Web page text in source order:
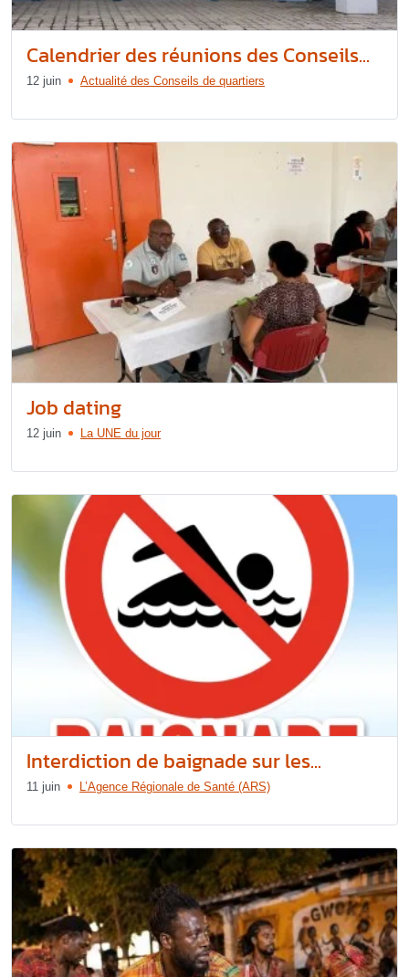
Calendrier des réunions des Conseils...
12 juin Actualité des Conseils de quartiers
Job dating
12 juin La UNE du jour
Interdiction de baignade sur les...
11 juin L’Agence Régionale de Santé (ARS)